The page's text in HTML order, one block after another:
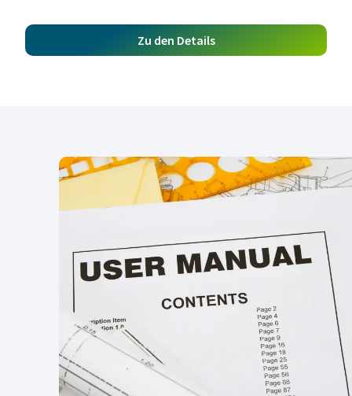
Zu den Details